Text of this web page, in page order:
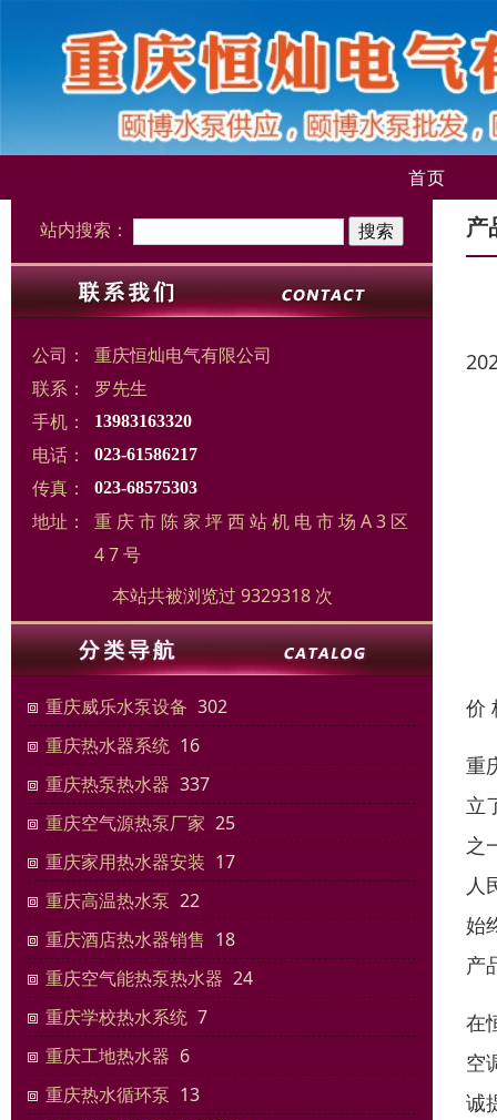
首页
站内搜索：
公司：
重庆恒灿电气有限公司
联系：
罗先生
手机：
13983163320
电话： 023-61586217
传真： 023-68575303
地址：
重 庆 市 陈 家 坪 西 站 机 电 市 场 A 3 区
4 7 号
本站共被浏览过 9329318 次
重庆威乐水泵设备 302
重庆热水器系统 16
重庆热泵热水器 337
重庆空气源热泵厂家 25
重庆家用热水器安装 17
重庆高温热水泵 22
重庆酒店热水器销售 18
重庆空气能热泵热水器 24
重庆学校热水系统 7
重庆工地热水器 6
重庆热水循环泵 13
产
价
重
立
之
人
始
产
在
空
诚